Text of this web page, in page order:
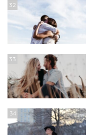
32
33
34